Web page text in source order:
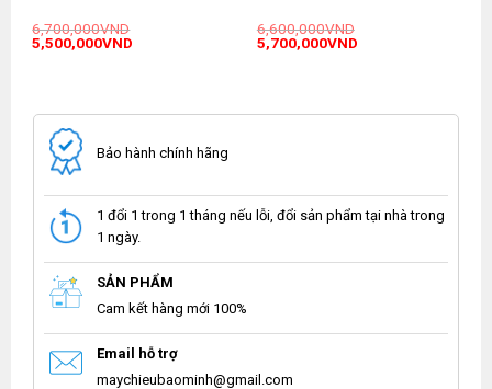
6,700,000VND
Original
price
5,500,000VND
6,600,000VND
Original
price
5,700,000VNDCurrent
Bảo hành chính hãng
1 đổi 1 trong 1 tháng nếu lỗi, đổi sản phẩm tại nhà trong
1 ngày.
SẢN PHẨM
Cam kết hàng mới 100%
Email hỗ trợ
maychieubaominh@gmail.com